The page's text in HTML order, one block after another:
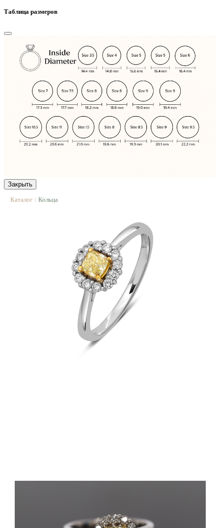
Таблица размеров
Закрыть
Каталог | Кольца